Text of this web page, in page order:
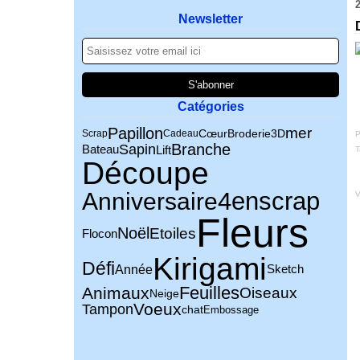
Newsletter
Catégories
ScrapPapillonCadeauCœurBroderie3Dmer
BateauSapinLiftBranche
Découpe
Anniversaire4enscrap
FloconNoël Etoiles Fleurs
DéfiAnnéeKirigami Sketch
AnimauxNeigeFeuillesOiseaux
TamponVoeuxchatEmbossage